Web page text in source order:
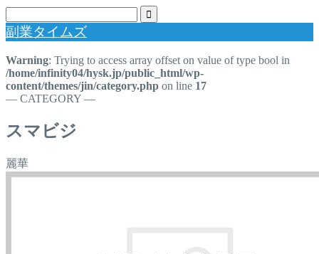
副業タイムズ
Warning: Trying to access array offset on value of type bool in
/home/infinity04/hysk.jp/public_html/wp-
content/themes/jin/category.php on line 17
― CATEGORY ―
スマビジ
麗華